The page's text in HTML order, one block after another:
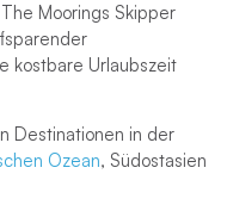
Moorings Skipper
kostbare Urlaubszeit
Destinationen in der
Ozean, Südostasien